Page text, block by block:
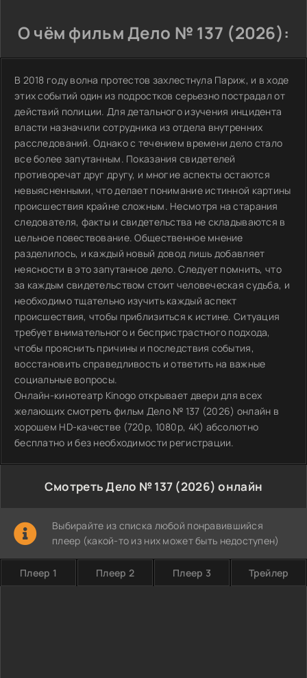
О чём фильм Дело № 137 (2026):
В 2018 году волна протестов захлестнула Париж, и в ходе
этих событий один из подростков серьезно пострадал от
действий полиции. Для детального изучения инцидента
власти назначили сотрудника из отдела внутренних
расследований. Однако с течением времени дело стало
все более запутанным. Показания свидетелей
противоречат друг другу, и многие аспекты остаются
невыясненными, что делает понимание истинной картины
происшествия крайне сложным. Несмотря на старания
следователя, факты и свидетельства не складываются в
цельное повествование. Общественное мнение
разделилось, и каждый новый довод лишь добавляет
неясности в это запутанное дело. Следует помнить, что
за каждым свидетельством стоит человеческая судьба, и
необходимо тщательно изучить каждый аспект
происшествия, чтобы приблизиться к истине. Ситуация
требует внимательного и беспристрастного подхода,
чтобы прояснить причины и последствия события,
восстановить справедливость и ответить на важные
социальные вопросы.
Онлайн-кинотеатр Kinogo открывает двери для всех
желающих смотреть фильм Дело № 137 (2026) онлайн в
хорошем HD-качестве (720p, 1080p, 4K) абсолютно
бесплатно и без необходимости регистрации.
Смотреть Дело № 137 (2026) онлайн
Выбирайте из списка любой понравившийся
плеер (какой-то из них может быть недоступен)
Плеер 1 Плеер 2 Плеер 3 Трейлер